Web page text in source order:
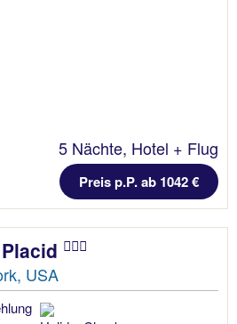
5 Nächte, Hotel + Flug
Preis p.P. ab 1042 €
USA